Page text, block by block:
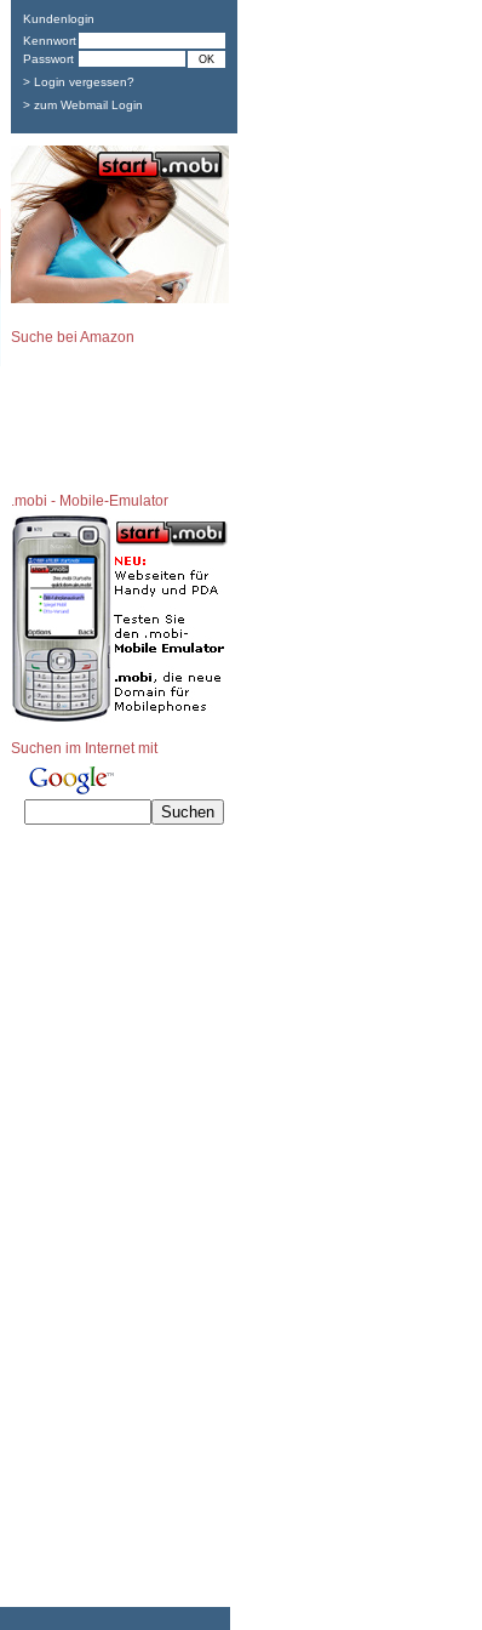
Kundenlogin
Kennwort
Passwort
> Login vergessen?
> zum Webmail Login
Suche bei Amazon
.mobi - Mobile-Emulator
Suchen im Internet mit